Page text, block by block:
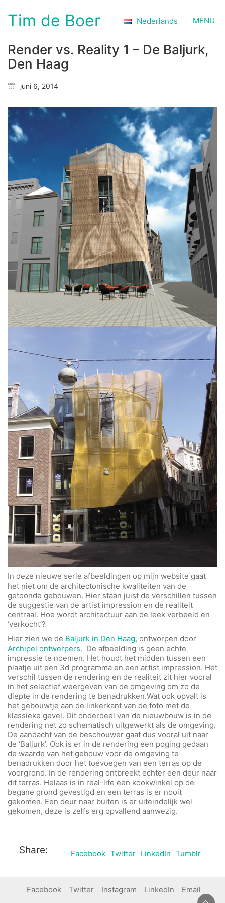
Tim de Boer Nederlands MENU
Render vs. Reality 1 – De Baljurk,
Den Haag
juni 6, 2014
In deze nieuwe serie afbeeldingen op mijn website gaat
het niet om de architectonische kwaliteiten van de
getoonde gebouwen. Hier staan juist de verschillen tussen
de suggestie van de artist impression en de realiteit
centraal. Hoe wordt architectuur aan de leek verbeeld en
‘verkocht’?
Hier zien we de Baljurk in Den Haag, ontworpen door
Archipel ontwerpers. De afbeelding is geen echte
impressie te noemen. Het houdt het midden tussen een
plaatje uit een 3d programma en een artist impression. Het
verschil tussen de rendering en de realiteit zit hier vooral
in het selectief weergeven van de omgeving om zo de
diepte in de rendering te benadrukken.Wat ook opvalt is
het gebouwtje aan de linkerkant van de foto met de
klassieke gevel. Dit onderdeel van de nieuwbouw is in de
rendering net zo schematisch uitgewerkt als de omgeving.
De aandacht van de beschouwer gaat dus vooral uit naar
de ‘Baljurk’. Ook is er in de rendering een poging gedaan
de waarde van het gebouw voor de omgeving te
benadrukken door het toevoegen van een terras op de
voorgrond. In de rendering ontbreekt echter een deur naar
dit terras. Helaas is in real-life een kookwinkel op de
begane grond gevestigd en een terras is er nooit
gekomen. Een deur naar buiten is er uiteindelijk wel
gekomen, deze is zelfs erg opvallend aanwezig.
Share: Facebook Twitter LinkedIn Tumblr
Facebook Twitter Instagram LinkedIn Email